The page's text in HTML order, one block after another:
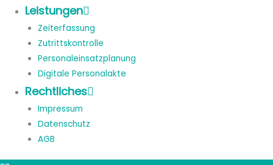
Leistungen
Zeiterfassung
Zutrittskontrolle
Personaleinsatzplanung
Digitale Personalakte
Rechtliches
Impressum
Datenschutz
AGB